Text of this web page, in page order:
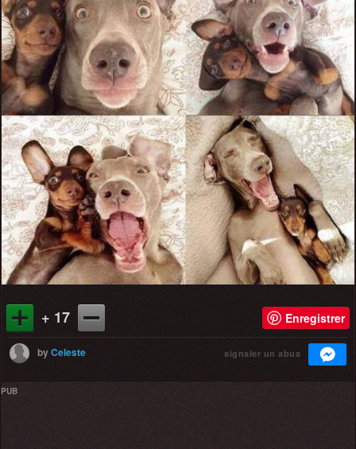
+ 17 Enregistrer
byCeleste signaler un abus
PUB